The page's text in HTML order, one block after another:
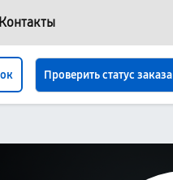
Контакты
Проверить статус заказа